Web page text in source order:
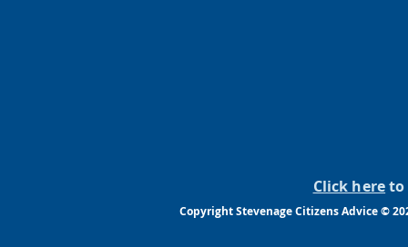
Click hereto
Copyright Stevenage Citizens Advice ©